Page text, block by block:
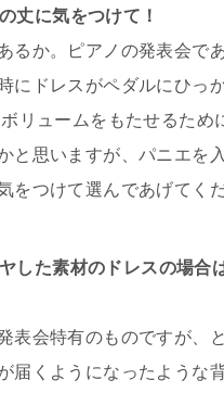
丈に気をつけて！
るか。ピアノの発表会で
にドレスがペダルにひっ
リュームをもたせるため
と思いますが、パニエを
をつけて選んであげてくだ
した素材のドレスの場合
表会特有のものですが、
届くようになったような